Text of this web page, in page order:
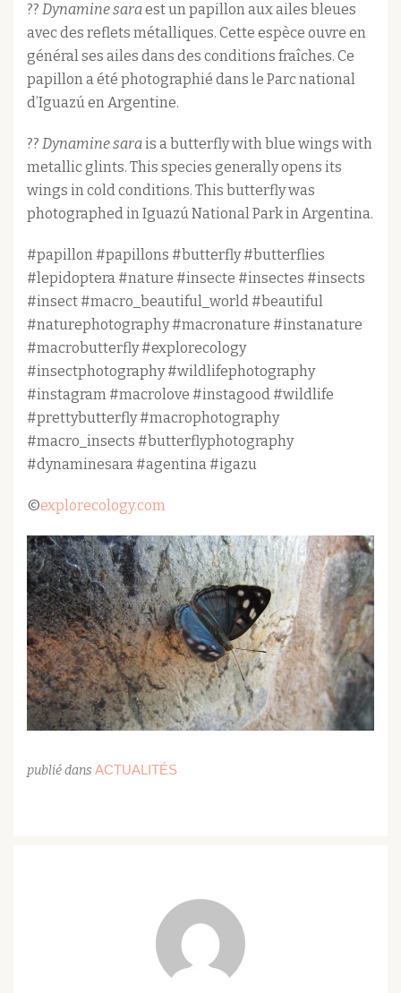
?? Dynamine saraest un papillon aux ailes bleues
avec des reflets métalliques. Cette espèce ouvre en
général ses ailes dans des conditions fraîches. Ce
papillon a été photographié dans le Parc national
d’Iguazú en Argentine.
?? Dynamine sarais a butterfly with blue wings with
metallic glints. This species generally opens its
wings in cold conditions. This butterfly was
photographed in Iguazú National Park in Argentina.
#papillon #papillons #butterfly #butterflies
#lepidoptera #nature #insecte #insectes #insects
#insect #macro_beautiful_world #beautiful
#naturephotography #macronature #instanature
#macrobutterfly #explorecology
#insectphotography #wildlifephotography
#instagram #macrolove #instagood #wildlife
#prettybutterfly #macrophotography
#macro_insects #butterflyphotography
#dynaminesara #agentina #igazu
©explorecology.com
publié dans ACTUALITÉS